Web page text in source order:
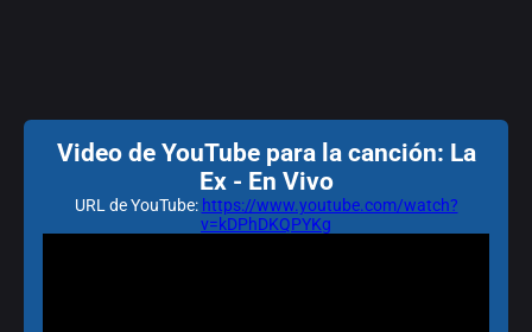
Video de YouTube para la canción: La
Ex - En Vivo
URL de YouTube: https://www.youtube.com/watch?
v=kDPhDKQPYKg